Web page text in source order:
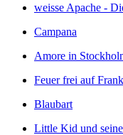
weisse Apache -
Campana
Amore in
Feuer frei auf
Blaubart
Little Kid und